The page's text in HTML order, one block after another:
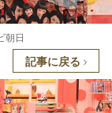
朝日
記事に戻る